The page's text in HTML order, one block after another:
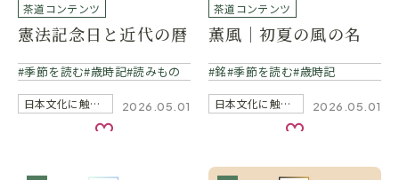
茶道コンテンツ
憲法記念日と近代の暦
季節を読む 歳時記 読みもの
日本文化に触れる 2026.05.01
お気に入り
茶道コンテンツ
薫風｜初夏の風の名
銘 季節を読む 歳時記
日本文化に触れる 2026.05.01
お気に入り